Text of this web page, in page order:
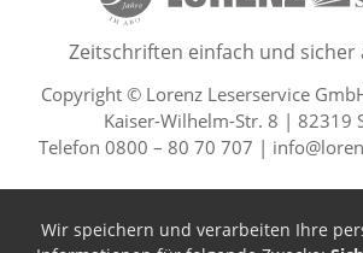
50
Zeitschriften einfach und sicher
Copyright © Lorenz Leserservice
Kaiser-Wilhelm-Str. 8 | 82319
Telefon 0800 – 80 70 707 |
Wir speichern und verarbeiten Ihre